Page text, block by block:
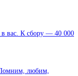
вас. К сбору — 40 000
любим,